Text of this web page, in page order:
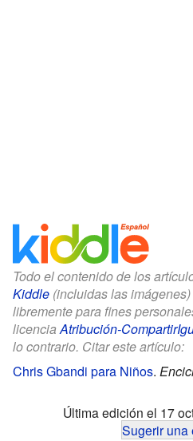
Todo el contenido de los
Kiddle (incluidas las
libremente para fines
licenciaAtribución-
lo contrario. Citar este artículo:
Chris Gbandi para Niños.
Última edición el 17
Sugerir una